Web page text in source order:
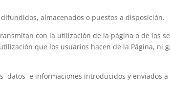
almacenados o puestos a disposición.
con la utilización de la página o de los
que los usuarios hacen de la Página, ni
e informaciones introducidos y enviados a